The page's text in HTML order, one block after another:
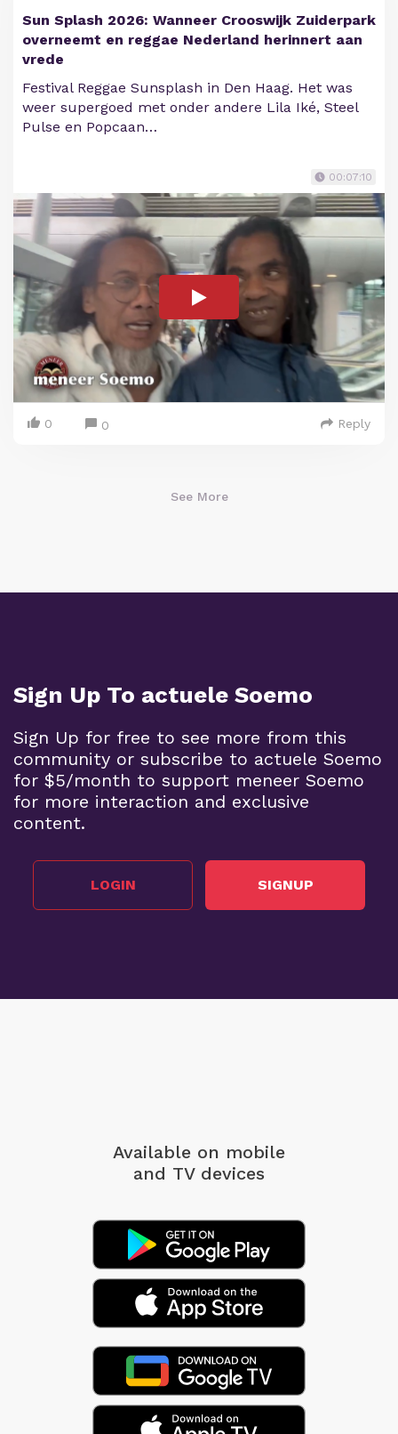
Sun Splash 2026: Wanneer Crooswijk Zuiderpark
overneemt en reggae Nederland herinnert aan
vrede
Festival Reggae Sunsplash in Den Haag. Het was
weer supergoed met onder andere Lila Iké, Steel
Pulse en Popcaan…
00:07:10
0 0 Reply
See More
Sign Up To actuele Soemo
Sign Up for free to see more from this
community or subscribe to actuele Soemo
for $5/month to support meneer Soemo
for more interaction and exclusive
content.
LOGIN SIGNUP
Available on mobile
and TV devices